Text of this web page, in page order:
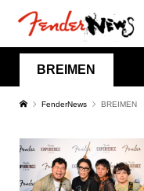
BREIMEN
FenderNews BREIMEN